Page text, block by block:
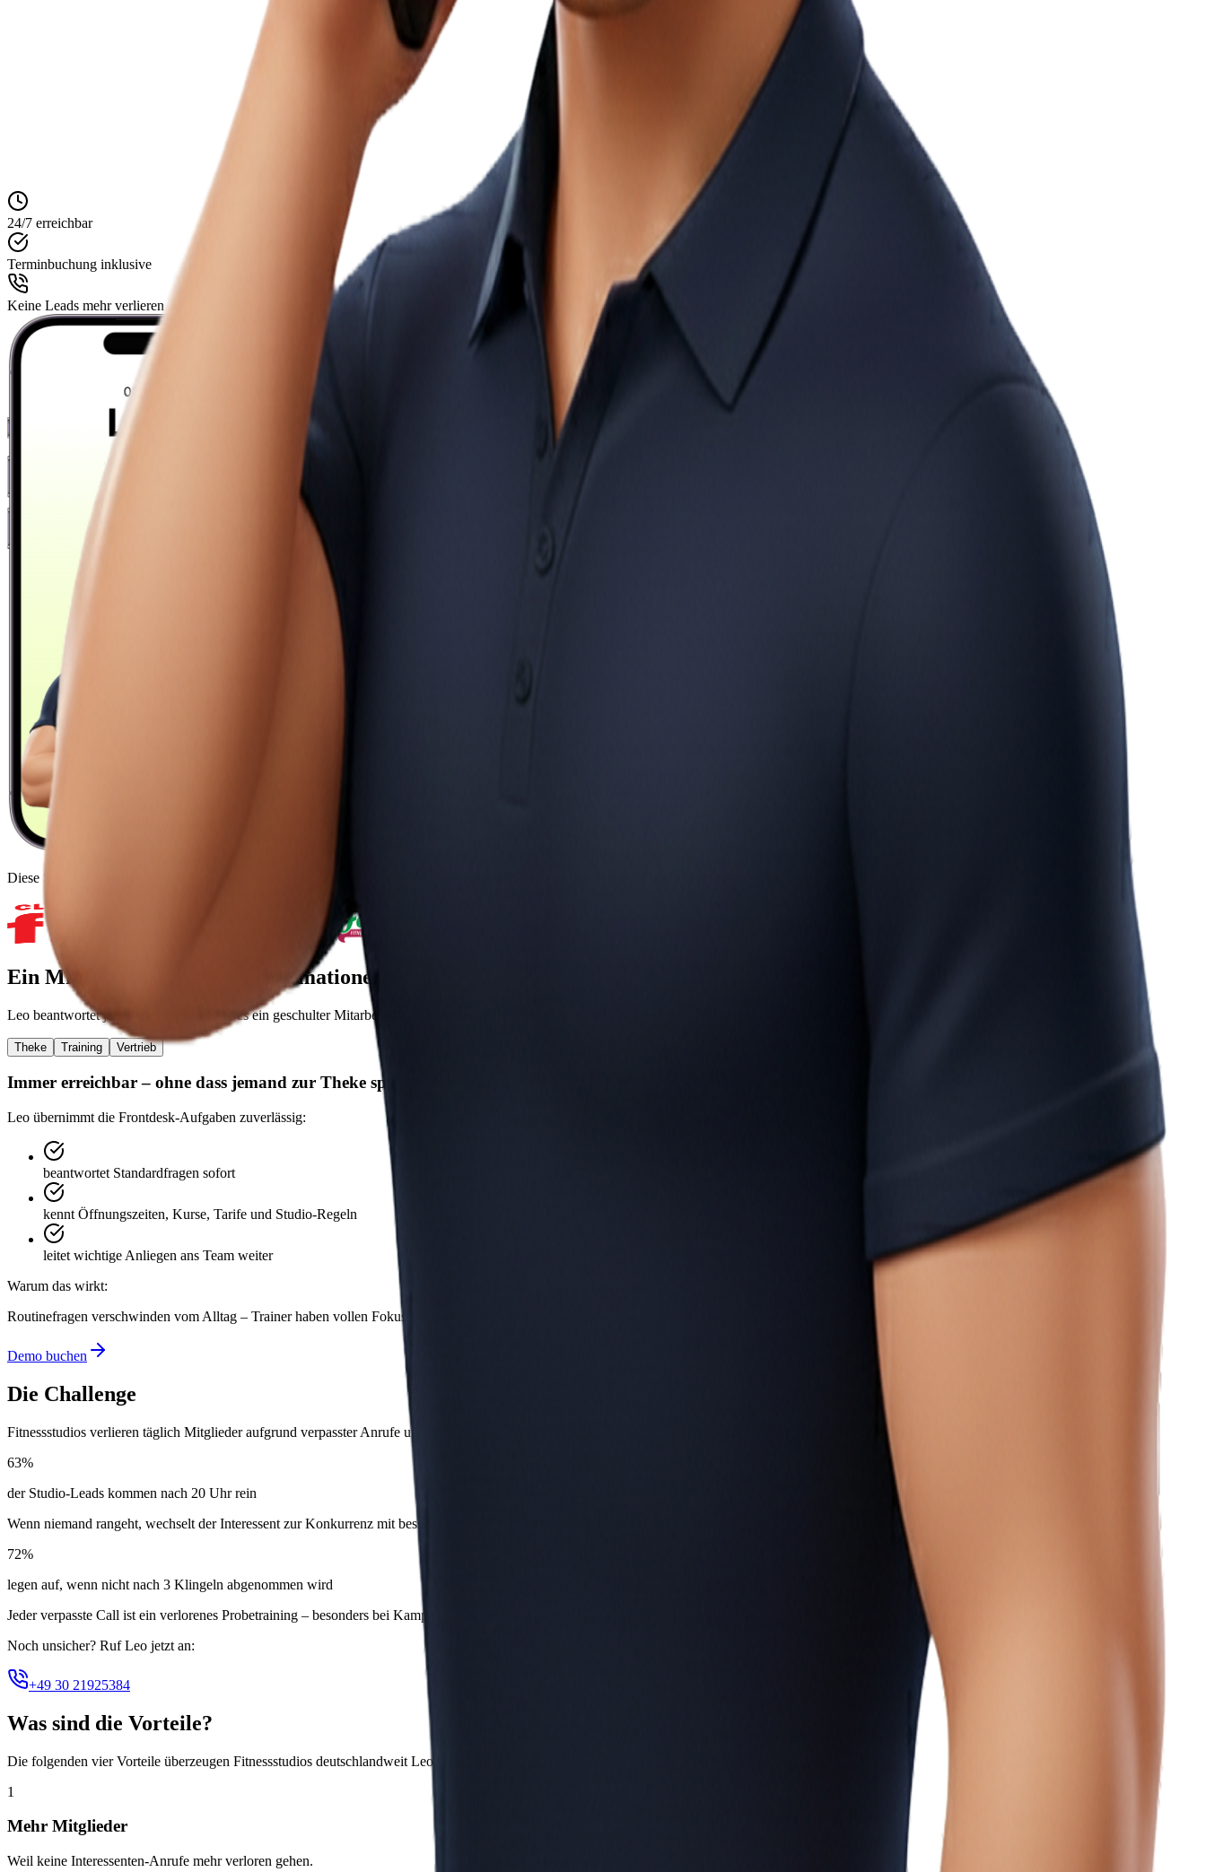
24/7 erreichbar
Terminbuchung inklusive
Keine Leads mehr verlieren
Diese Studios setzen bereits auf Leo
Ein Mitarbeiter, mit allen Informationen über dein Studio, Zugriff auf Magicline, 24/7 erreichbar
Leo beantwortet jedes Gespräch so, wie es ein geschulter Mitarbeiter tun würde: präzise, freundlich und vollständig auf dein Studio abgestimmt.
Theke Training Vertrieb
Immer erreichbar – ohne dass jemand zur Theke sprinten muss.
Leo übernimmt die Frontdesk-Aufgaben zuverlässig:
beantwortet Standardfragen sofort
kennt Öffnungszeiten, Kurse, Tarife und Studio-Regeln
leitet wichtige Anliegen ans Team weiter
Warum das wirkt:
Routinefragen verschwinden vom Alltag – Trainer haben vollen Fokus auf die Mitglieder vor Ort.
Demo buchen
Die Challenge
Fitnessstudios verlieren täglich Mitglieder aufgrund verpasster Anrufe und Anfragen
63%
der Studio-Leads kommen nach 20 Uhr rein
Wenn niemand rangeht, wechselt der Interessent zur Konkurrenz mit besserer Erreichbarkeit.
72%
legen auf, wenn nicht nach 3 Klingeln abgenommen wird
Jeder verpasste Call ist ein verlorenes Probetraining – besonders bei Kampagnen.
Noch unsicher? Ruf Leo jetzt an:
+49 30 21925384
Was sind die Vorteile?
Die folgenden vier Vorteile überzeugen Fitnessstudios deutschlandweit Leo ins Team aufzunehmen.
1
Mehr Mitglieder
Weil keine Interessenten-Anrufe mehr verloren gehen.